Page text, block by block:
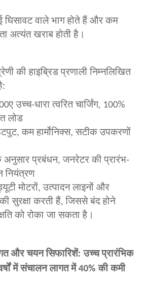
वाले भाग होते हैं और कम
अत्यंत खराब होती है।
की हाइब्रिड प्रणाली निम्नलिखित
उच्च-धारा त्वरित चार्जिंग, 100%
लोड
कम हार्मोनिक्स, सटीक उपकरणों
अनुसार प्रबंधन, जनरेटर की प्रारंभ-
नियंत्रण
मोटरों, उत्पादन लाइनों और
सुरक्षा करती हैं, जिससे बंद होने
को रोका जा सकता है।
और चयन सिफारिशें: उच्च प्रारंभिक
में संचालन लागत में 40% की कमी